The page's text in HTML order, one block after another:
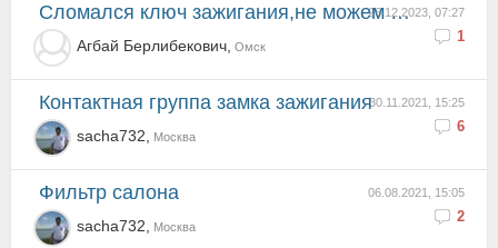
26.12.2023, 07:27
1
Сломался ключ зажигания,не можем подобрать,посоветуите как быть
Агбай Берлибекович, Омск
30.11.2021, 15:25
6
Контактная группа замка зажигания
sacha732, Москва
06.08.2021, 15:05
2
Фильтр салона
sacha732, Москва